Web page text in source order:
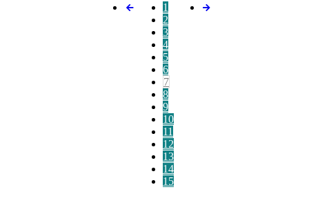
1
2
3
4
5
6
7
8
9
10
11
12
13
14
15